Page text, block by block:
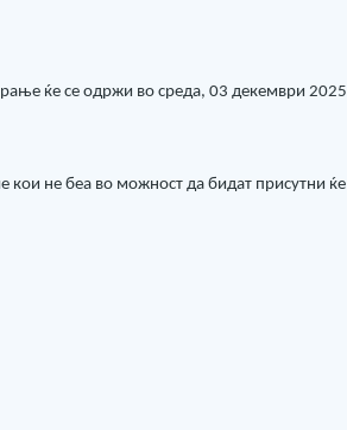
ќе се одржи во среда, 03 декември 2025
кои не беа во можност да бидат присутни ќе